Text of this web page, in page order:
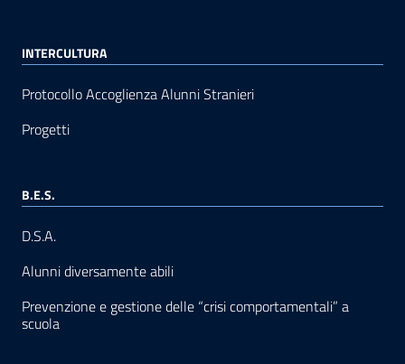
INTERCULTURA
Protocollo Accoglienza Alunni Stranieri
Progetti
B.E.S.
D.S.A.
Alunni diversamente abili
Prevenzione e gestione delle “crisi comportamentali” a
scuola